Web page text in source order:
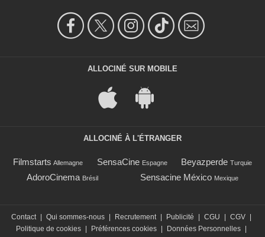
ALLOCINÉ SUR MOBILE
ALLOCINÉ À L'ÉTRANGER
Filmstarts Allemagne SensaCine Espagne Beyazperde Turquie
AdoroCinema Brésil Sensacine México Mexique
Contact Qui sommes-nous Recrutement Publicité CGU CGV
Politique de cookies
Préférences cookies Données Personnelles